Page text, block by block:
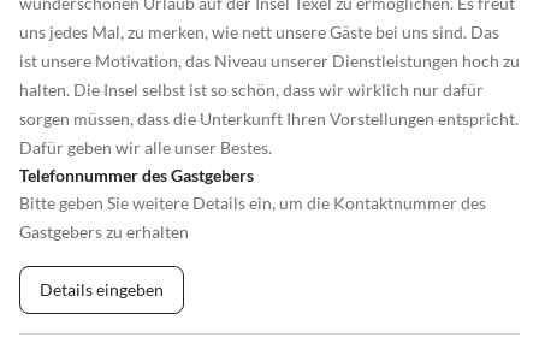
uns jedes Mal, zu merken, wie nett unsere Gäste bei uns sind. Das
ist unsere Motivation, das Niveau unserer Dienstleistungen hoch zu
halten. Die Insel selbst ist so schön, dass wir wirklich nur dafür
sorgen müssen, dass die Unterkunft Ihren Vorstellungen entspricht.
Dafür geben wir alle unser Bestes.
Telefonnummer des Gastgebers
Bitte geben Sie weitere Details ein, um die Kontaktnummer des
Gastgebers zu erhalten
Details eingeben